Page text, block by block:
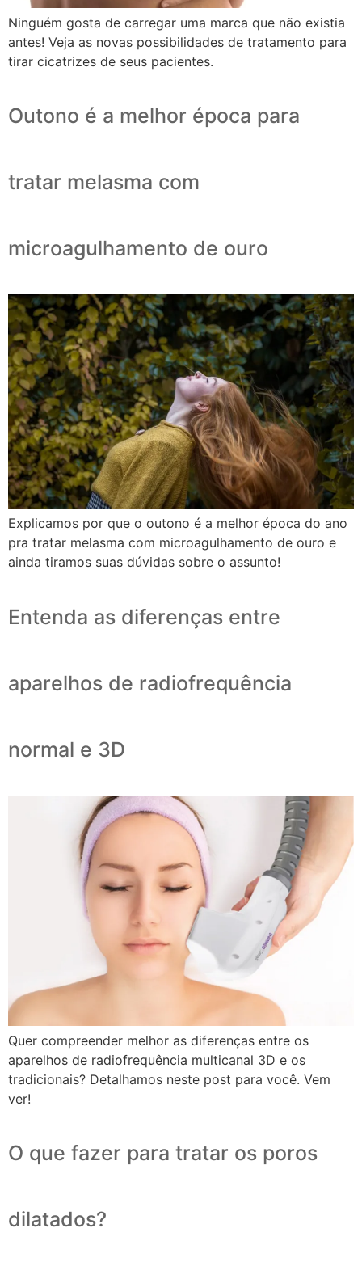
Ninguém gosta de carregar uma marca que não existia
antes! Veja as novas possibilidades de tratamento para
tirar cicatrizes de seus pacientes.
Outono é a melhor época para
tratar melasma com
microagulhamento de ouro
Explicamos por que o outono é a melhor época do ano
pra tratar melasma com microagulhamento de ouro e
ainda tiramos suas dúvidas sobre o assunto!
Entenda as diferenças entre
aparelhos de radiofrequência
normal e 3D
Quer compreender melhor as diferenças entre os
aparelhos de radiofrequência multicanal 3D e os
tradicionais? Detalhamos neste post para você. Vem
ver!
O que fazer para tratar os poros
dilatados?